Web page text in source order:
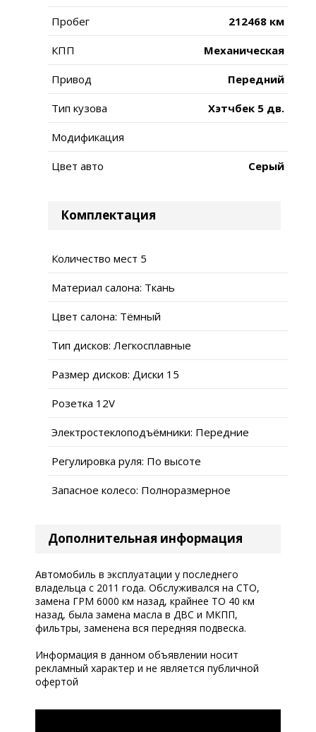
Пробег 212468 км
КПП Механическая
Привод Передний
Тип кузова Хэтчбек 5 дв.
Модификация
Цвет авто Серый
Комплектация
Количество мест 5
Материал салона: Ткань
Цвет салона: Тёмный
Тип дисков: Легкосплавные
Размер дисков: Диски 15
Розетка 12V
Электростеклоподъёмники: Передние
Регулировка руля: По высоте
Запасное колесо: Полноразмерное
Дополнительная информация
Автомобиль в эксплуатации у последнего
владельца с 2011 года. Обслуживался на СТО,
замена ГРМ 6000 км назад, крайнее ТО 40 км
назад, была замена масла в ДВС и МКПП,
фильтры, заменена вся передняя подвеска.
Информация в данном объявлении носит
рекламный характер и не является публичной
офертой